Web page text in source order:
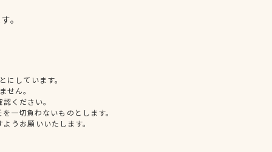
。
しています。
せん。
ください。
一切負わないものとします。
うお願いいたします。